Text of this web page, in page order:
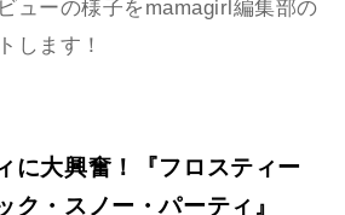
ューの様子をmamagirl編集部の
します！
に大興奮！『フロスティー
ク・スノー・パーティ』